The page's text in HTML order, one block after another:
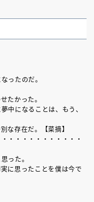
ったのだ。
たかった。
中になることは、もう、
な存在だ。【菜摘】
・・・・・・・・・・・
った。
に思ったことを僕は今で